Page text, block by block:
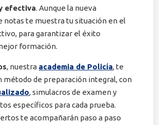
efectiva. Aunque la nueva
notas te muestra tu situación en el
para garantizar el éxito
formación.
, nuestra academia de Policía, te
método de preparación integral, con
, simulacros de examen y
específicos para cada prueba.
te acompañarán paso a paso